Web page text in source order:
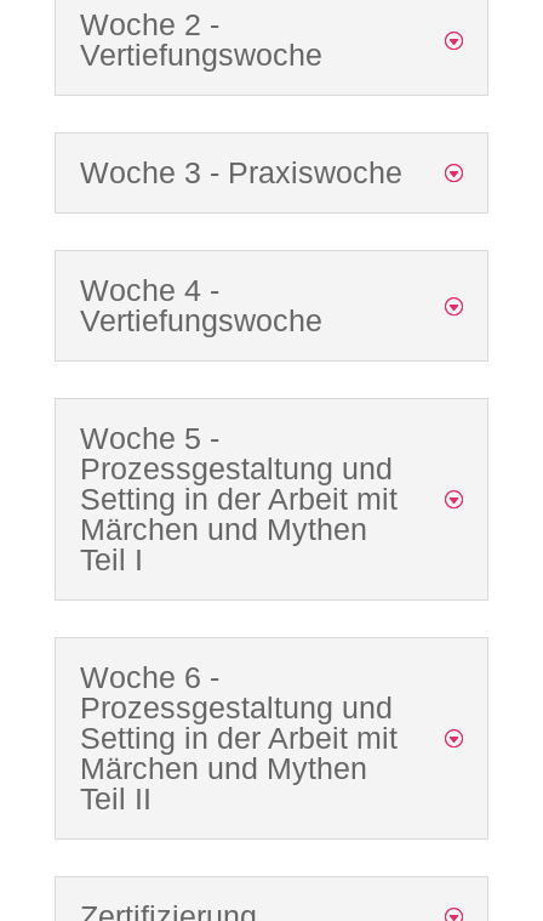
Woche 2 -
Vertiefungswoche
Woche 3 - Praxiswoche
Woche 4 -
Vertiefungswoche
Woche 5 -
Prozessgestaltung und
Setting in der Arbeit mit
Märchen und Mythen
Teil I
Woche 6 -
Prozessgestaltung und
Setting in der Arbeit mit
Märchen und Mythen
Teil II